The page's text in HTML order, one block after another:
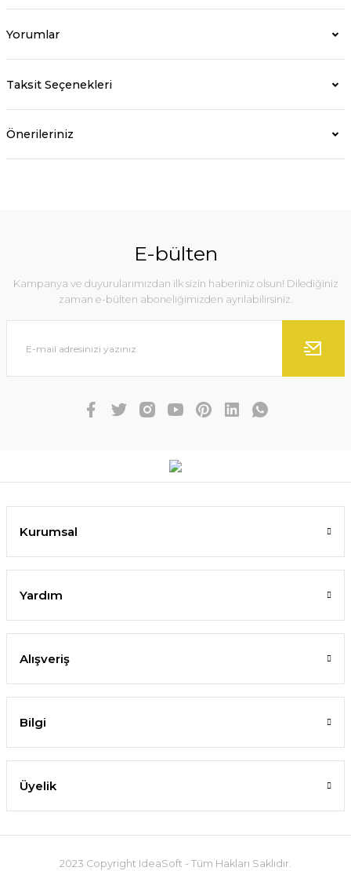
Yorumlar
Taksit Seçenekleri
Önerileriniz
E-bülten
Kampanya ve duyurularımızdan ilk sizin haberiniz olsun! Dilediğiniz
zaman e-bülten aboneliğimizden ayrılabilirsiniz.
Kurumsal
Yardım
Alışveriş
Bilgi
Üyelik
2023 Copyright IdeaSoft - Tüm Hakları Saklıdır.